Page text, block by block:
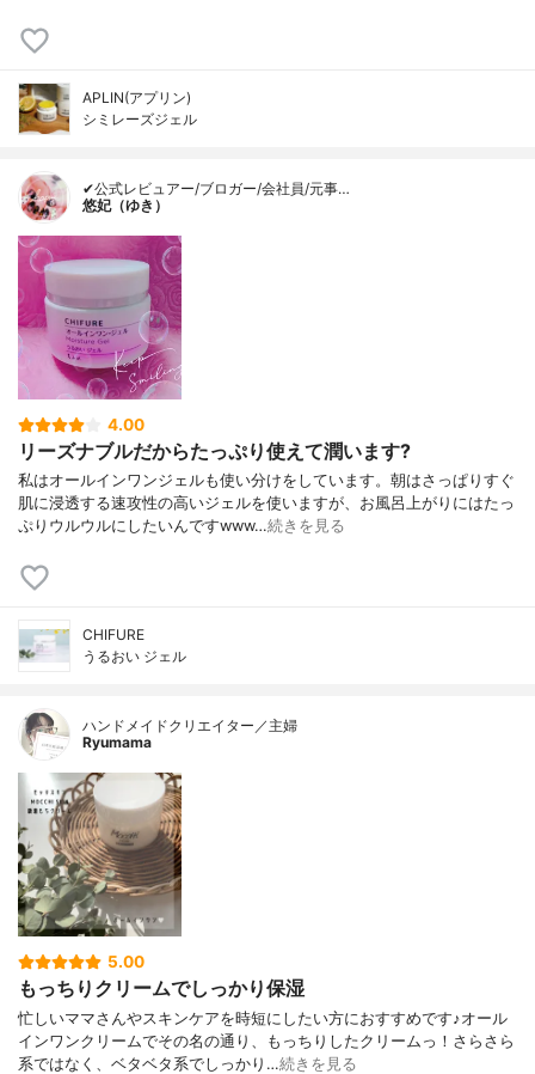
APLIN(アプリン)
シミレーズジェル
✔公式レビュアー/ブロガー/会社員/元事…
悠妃（ゆき）
4.00
リーズナブルだからたっぷり使えて潤います?
私はオールインワンジェルも使い分けをしています。朝はさっぱりすぐ
肌に浸透する速攻性の高いジェルを使いますが、お風呂上がりにはたっ
ぷりウルウルにしたいんですwww…続きを見る
CHIFURE
うるおい ジェル
ハンドメイドクリエイター／主婦
Ryumama
5.00
もっちりクリームでしっかり保湿
忙しいママさんやスキンケアを時短にしたい方におすすめです♪オール
インワンクリームでその名の通り、もっちりしたクリームっ！さらさら
系ではなく、ベタベタ系でしっかり…続きを見る